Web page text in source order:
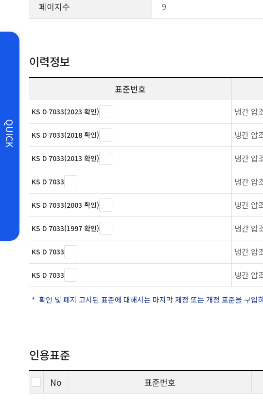
QUICK
페이지수 9
이력정보
표준번호
KS D 7033(2023 확인) 냉간 압
KS D 7033(2018 확인) 냉간 압
KS D 7033(2013 확인) 냉간 압
KS D 7033 냉간 압
KS D 7033(2003 확인) 냉간 압
KS D 7033(1997 확인) 냉간 압
KS D 7033 냉간 압
KS D 7033 냉간 압
확인 및 폐지 고시된 표준에 대해서는 마지막 제정 또는 개정 표준을 구입
인용표준
No 표준번호